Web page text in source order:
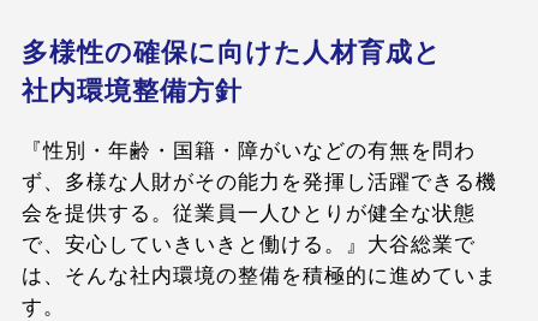
多様性の確保に向けた人材育成と
社内環境整備方針
『性別・年齢・国籍・障がいなどの有無を問わ
ず、多様な人財がその能力を発揮し活躍できる機
会を提供する。従業員一人ひとりが健全な状態
で、安心していきいきと働ける。』大谷総業で
は、そんな社内環境の整備を積極的に進めていま
す。